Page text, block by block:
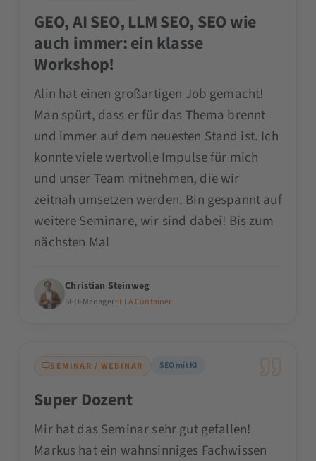
GEO, AI SEO, LLM SEO, SEO wie
auch immer: ein klasse
Workshop!
Alin hat einen großartigen Job gemacht!
Man spürt, dass er für das Thema brennt
und immer auf dem neuesten Stand ist. Ich
konnte viele wertvolle Impulse für mich
und unser Team mitnehmen, die wir
zeitnah umsetzen werden. Bin gespannt auf
weitere Seminare, wir sind dabei! Bis zum
nächsten Mal
Christian Steinweg
SEO-Manager · ELA Container
SEMINAR / WEBINAR SEO mit KI
Super Dozent
Mir hat das Seminar sehr gut gefallen!
Markus hat ein wahnsinniges Fachwissen